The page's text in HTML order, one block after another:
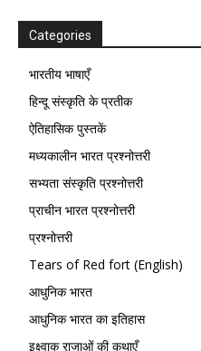
Categories
भारतीय भाषाएँ
हिन्दू संस्कृति के प्रतीक
ऐतिहासिक पुस्तकें
मध्यकालीन भारत प्रश्नोत्तरी
सभ्यता संस्कृति प्रश्नोत्तरी
प्राचीन भारत प्रश्नोत्तरी
प्रश्नोत्तरी
Tears of Red fort (English)
आधुनिक भारत
आधुनिक भारत का इतिहास
इक्ष्वाकु राजाओं की कथाएँ